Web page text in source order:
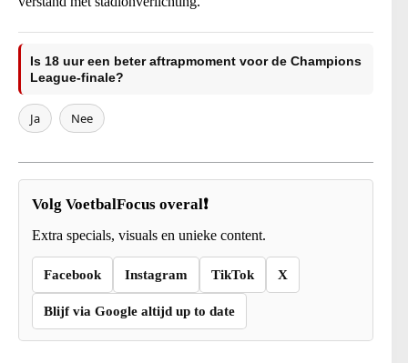
Is 18 uur een beter aftrapmoment voor de Champions
League-finale?
Ja Nee
Volg VoetbalFocus overal❗
Extra specials, visuals en unieke content.
Facebook Instagram TikTok X
Blijf via Google altijd up to date